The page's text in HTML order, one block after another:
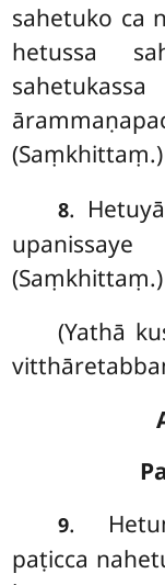
sahetuko ca
hetussa
(Saṃkhittaṃ.)
8.
(Saṃkhittaṃ.)
(Yathā
9.
paṭicca